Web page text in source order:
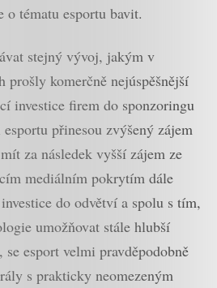
o tématu esportu bavit.
stejný vývoj, jakým v
prošly komerčně nejúspěšnější
investice firem do sponzoringu
přinesou zvýšený zájem
za následek vyšší zájem ze
mediálním pokrytím dále
do odvětví a spolu s tím,
umožňovat stále hlubší
esport velmi pravděpodobně
s prakticky neomezeným